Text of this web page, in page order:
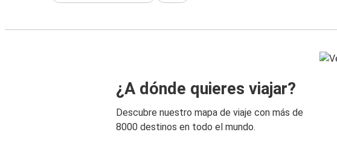
¿A dónde quieres viajar?
Descubre nuestro mapa de viaje con más de
8000 destinos en todo el mundo.